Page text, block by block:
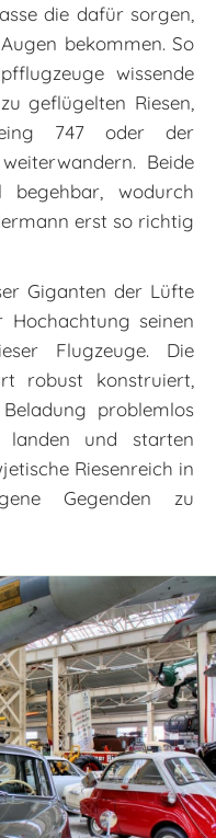
die dafür sorgen,
bekommen. So
wissende
geflügelten Riesen,
747 oder der
Beide
begehbar, wodurch
erst so richtig
Giganten der Lüfte
Hochachtung seinen
Flugzeuge. Die
robust konstruiert,
problemlos
landen und starten
Riesenreich in
Gegenden zu